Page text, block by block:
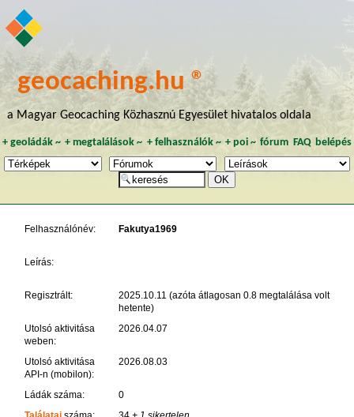
geocaching.hu ®
a Magyar Geocaching Közhasznú Egyesület hivatalos oldala
+ geoládák~ +megtalálások ~ + felhasználók~ + poi~ fórum FAQ belépés
Felhasználónév: Fakutya1969
Leírás:
Regisztrált:
2025.10.11 (azóta átlagosan 0.8 megtalálása volt
hetente)
Utolsó aktivitása
weben:
2026.04.07
Utolsó aktivitása
API-n (mobilon):
2026.08.03
Ládák száma:
0